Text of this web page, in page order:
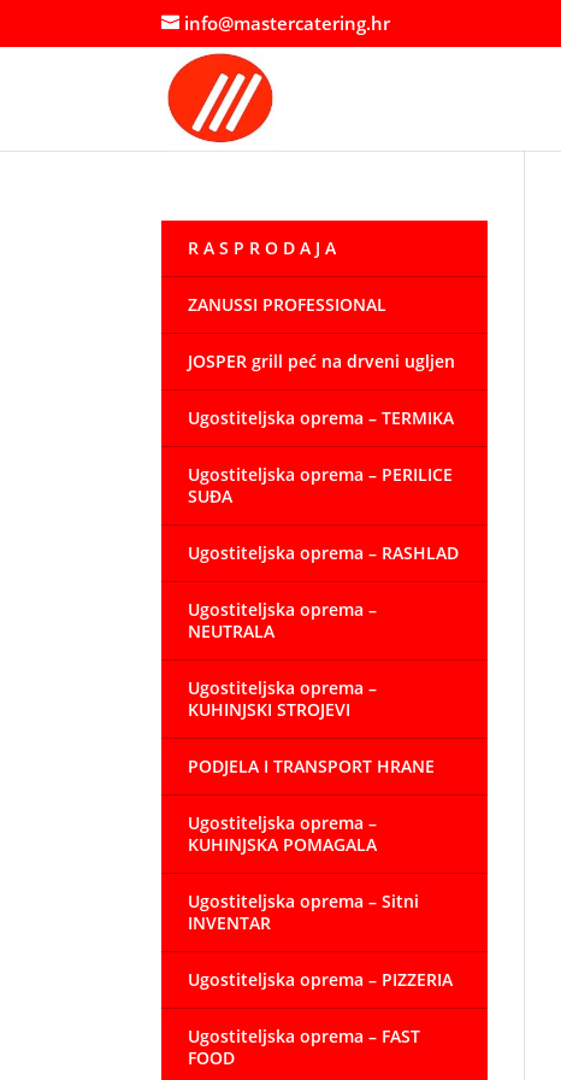
info@mastercatering.hr
R A S P R O D A J A
ZANUSSI PROFESSIONAL
JOSPER grill peć na drveni ugljen
Ugostiteljska oprema – TERMIKA
Ugostiteljska oprema – PERILICE
SUĐA
Ugostiteljska oprema – RASHLAD
Ugostiteljska oprema –
NEUTRALA
Ugostiteljska oprema –
KUHINJSKI STROJEVI
PODJELA I TRANSPORT HRANE
Ugostiteljska oprema –
KUHINJSKA POMAGALA
Ugostiteljska oprema – Sitni
INVENTAR
Ugostiteljska oprema – PIZZERIA
Ugostiteljska oprema – FAST
FOOD